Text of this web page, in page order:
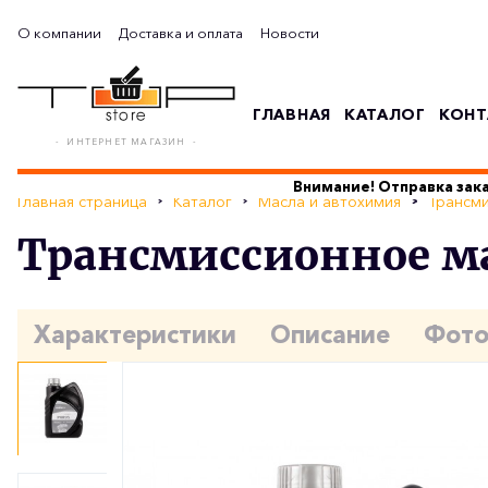
О компании Доставка и оплата Новости
- ИНТЕРНЕТ МАГАЗИН -
ГЛАВНАЯ КАТАЛОГ
Внимание! Отправка
Главная страница Каталог Масла и автохимия
Трансмиссионное
Характеристики Описание Фото